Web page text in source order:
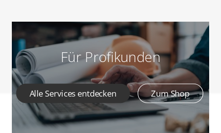
Für Profikunden
Alle Services entdecken Zum Shop